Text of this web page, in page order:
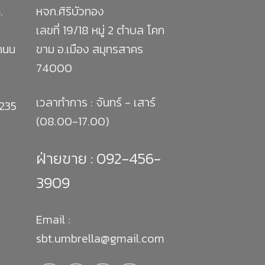
น
หจก.ศิริบัวทอง
เลขที่ 19/18 หมู่ 2 ตำบล โคก
ขาม อ.เมือง สมุทรสาคร
74000
เวลาทำการ : จันทร์ - เสาร์
(08.00-17.00)
ฝ่ายขาย : 092-456-
3909
Email :
sbt.umbrella@gmail.com